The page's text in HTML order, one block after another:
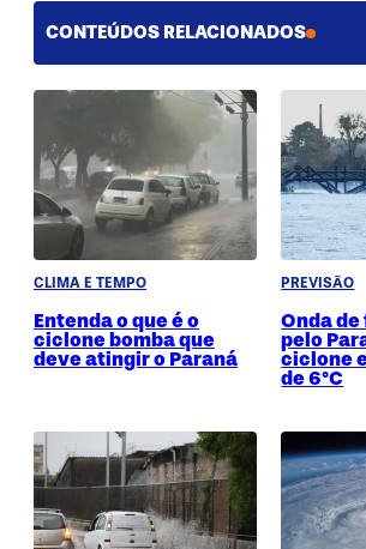
CONTEÚDOS RELACIONADOS
CLIMA E TEMPO
Entenda o que é o
ciclone bomba que
deve atingir o Paraná
PREVISÃO
Onda
pelo
ciclone
de 6°C